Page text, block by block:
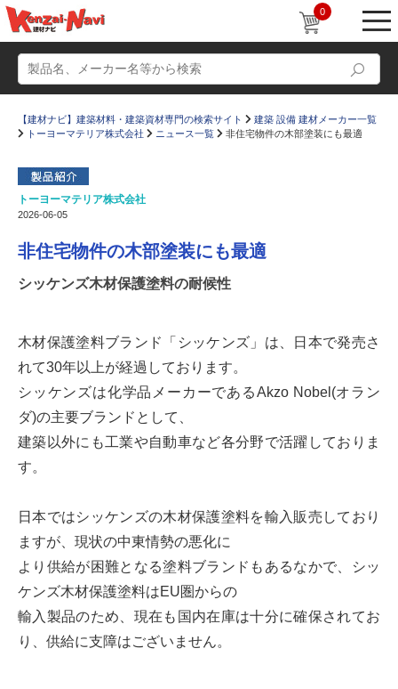
0
かたなび コラム
すまいリング 設計士インタビュー
お気に入り
【建材ナビ】建築材料・建築資材専門の検索サイト
建築 設備 建材メーカー一覧
トーヨーマテリア株式会社
ニュース一覧 非住宅物件の木部塗装にも最適
トーヨーマテリア株式会社
2026-06-05
非住宅物件の木部塗装にも最適
シッケンズ木材保護塗料の耐候性
木材保護塗料ブランド「シッケンズ」は、日本で発売さ
れて30年以上が経過しております。
シッケンズは化学品メーカーであるAkzo Nobel(オラン
ダ)の主要ブランドとして、
建築以外にも工業や自動車など各分野で活躍しておりま
す。
日本ではシッケンズの木材保護塗料を輸入販売しており
ますが、現状の中東情勢の悪化に
より供給が困難となる塗料ブランドもあるなかで、シッ
ケンズ木材保護塗料はEU圏からの
輸入製品のため、現在も国内在庫は十分に確保されてお
り、供給に支障はございません。